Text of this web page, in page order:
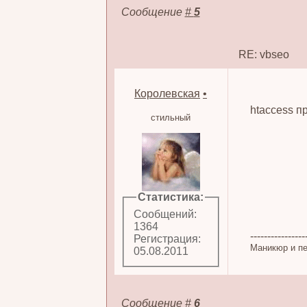
Сообщение # 5
RE: vbseo
Королевская •
стильный
Статистика:
Сообщений:
1364
Регистрация:
05.08.2011
htaccess
Маникюр и
Сообщение # 6